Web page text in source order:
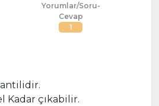
Yorumlar/Soru-
Cevap
1
Kadar çıkabilir.